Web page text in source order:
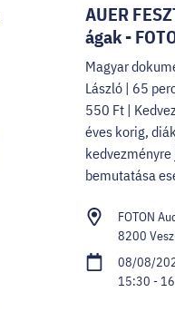
AUER
ágak -
Magyar
László | 65
550 Ft |
éves korig,
bemutatása
FOTON
8200
08/08/
15:30 -